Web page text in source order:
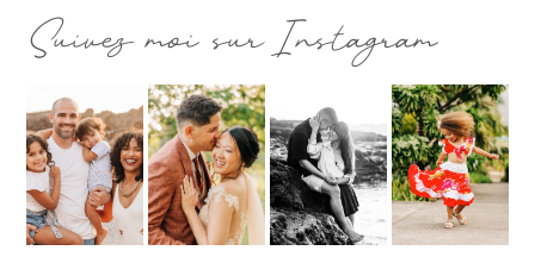
Suivez moi sur Instagram